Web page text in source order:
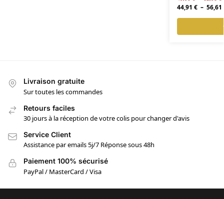
44,91 € – 56,61
Livraison gratuite
Sur toutes les commandes
Retours faciles
30 jours à la réception de votre colis pour changer d'avis
Service Client
Assistance par emails 5j/7 Réponse sous 48h
Paiement 100% sécurisé
PayPal / MasterCard / Visa